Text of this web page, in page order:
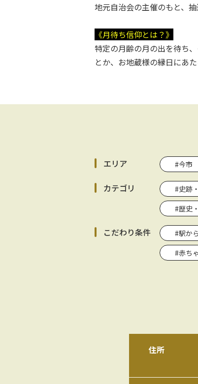
地元自治会の主催のもと、
《月待ち信仰とは？》
特定の月齢の月の出を待ち
とか、お地蔵様の縁日にあ
エリア #今市
カテゴリ #史跡
#歴史
こだわり条件 #駅か
#赤ち
住所